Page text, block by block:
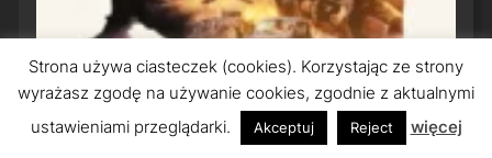
Strona używa ciasteczek (cookies). Korzystając ze strony
wyrażasz zgodę na używanie cookies, zgodnie z aktualnymi
ustawieniami przeglądarki.
Akceptuj Reject więcej